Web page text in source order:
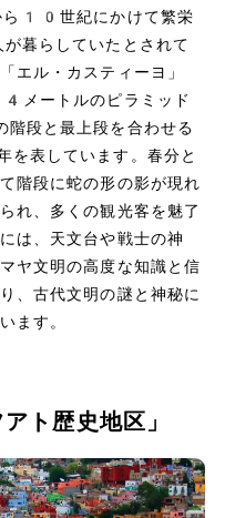
ら10世紀にかけて繁栄
らしていたとされて
エル・カスティーヨ」
メートルのピラミッド
段と最上段を合わせる
表しています。春分と
階段に蛇の形の影が現れ
れ、多くの観光客を魅了
は、天文台や戦士の神
ヤ文明の高度な知識と信
、古代文明の謎と神秘に
ます。
ト歴史地区」